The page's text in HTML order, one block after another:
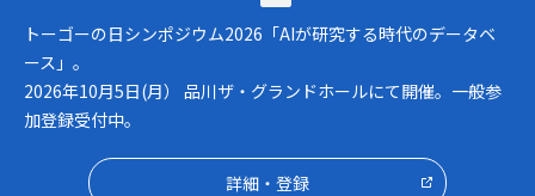
トーゴーの日シンポジウム2026「AIが研究する時代のデータベ
ース」。
2026年10月5日(月） 品川ザ・グランドホールにて開催。一般参
加登録受付中。
詳細・登録